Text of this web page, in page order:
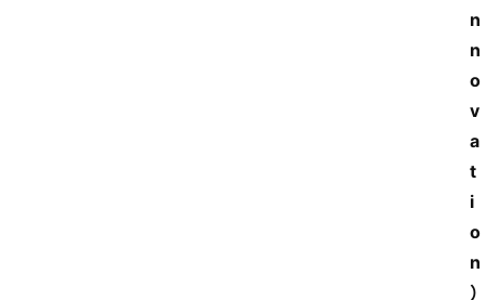
n
n
o
v
a
t
i
o
n
）